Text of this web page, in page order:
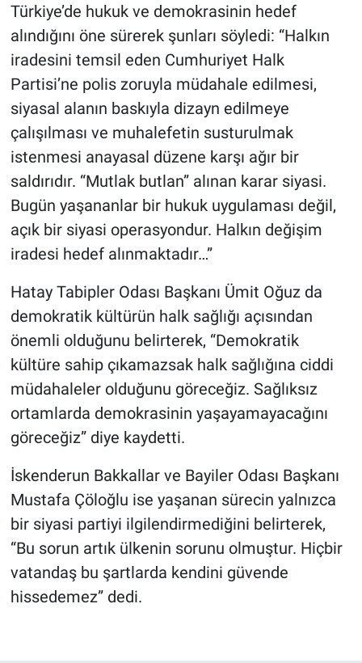
Türkiye’de hukuk ve demokrasinin hedef
alındığını öne sürerek şunları söyledi: “Halkın
iradesini temsil eden Cumhuriyet Halk
Partisi’ne polis zoruyla müdahale edilmesi,
siyasal alanın baskıyla dizayn edilmeye
çalışılması ve muhalefetin susturulmak
istenmesi anayasal düzene karşı ağır bir
saldırıdır. “Mutlak butlan” alınan karar siyasi.
Bugün yaşananlar bir hukuk uygulaması değil,
açık bir siyasi operasyondur. Halkın değişim
iradesi hedef alınmaktadır…”
Hatay Tabipler Odası Başkanı Ümit Oğuz da
demokratik kültürün halk sağlığı açısından
önemli olduğunu belirterek, “Demokratik
kültüre sahip çıkamazsak halk sağlığına ciddi
müdahaleler olduğunu göreceğiz. Sağlıksız
ortamlarda demokrasinin yaşayamayacağını
göreceğiz” diye kaydetti.
İskenderun Bakkallar ve Bayiler Odası Başkanı
Mustafa Çöloğlu ise yaşanan sürecin yalnızca
bir siyasi partiyi ilgilendirmediğini belirterek,
“Bu sorun artık ülkenin sorunu olmuştur. Hiçbir
vatandaş bu şartlarda kendini güvende
hissedemez” dedi.